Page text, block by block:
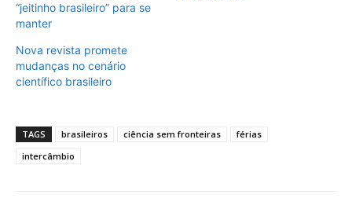
“jeitinho brasileiro” para se
manter
Nova revista promete
mudanças no cenário
científico brasileiro
TAGS brasileiros ciência sem fronteiras
férias
intercâmbio